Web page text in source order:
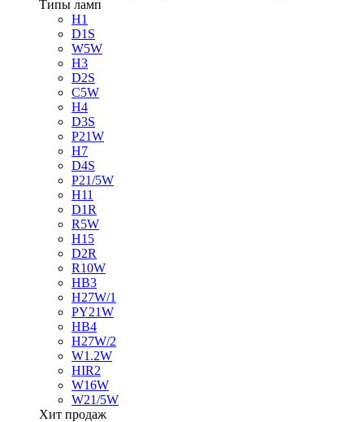
Типы ламп
H1
D1S
W5W
H3
D2S
C5W
H4
D3S
P21W
H7
D4S
P21/5W
H11
D1R
R5W
H15
D2R
R10W
HB3
H27W/1
PY21W
HB4
H27W/2
W1.2W
HIR2
W16W
W21/5W
Хит продаж